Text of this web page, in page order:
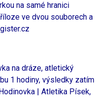
na samé hranici
ve dvou souborech a
na dráze, atletický
1 hodiny, výsledky zatím
Hodinovka | Atletika Písek,